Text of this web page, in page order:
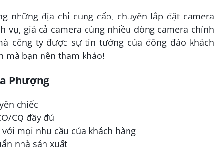
những địa chỉ cung cấp, chuyên lắp đặt camera
vụ, giá cả camera cùng nhiều dòng camera chính
công ty được sự tin tưởng của đông đảo khách
mà bạn nên tham khảo!
Phượng
chiếc
CQ đầy đủ
mọi nhu cầu của khách hàng
nhà sản xuất